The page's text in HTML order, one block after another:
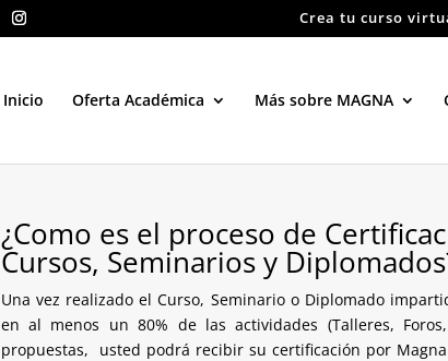
Crea tu curso
Inicio Oferta Académica Más sobre MAGNA
¿Como es el proceso de
Cursos, Seminarios y
Una vez realizado el Curso, Seminario o Diplomado
en al menos un 80% de las actividades (Talleres, Foros,
propuestas, usted podrá recibir su certificación por